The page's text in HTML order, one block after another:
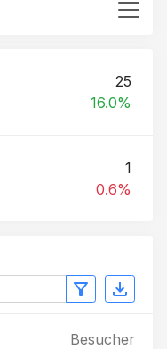
25
16.0%
1
0.6%
Besucher